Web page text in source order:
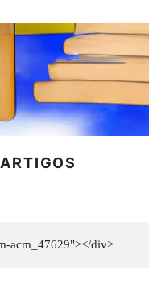
acm_47629"></div>